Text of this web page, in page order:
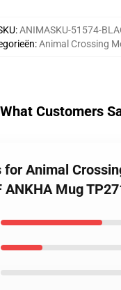
:ANIMASKU-51574-
:Animal Crossing
What Customers
for Animal
ANKHA Mug